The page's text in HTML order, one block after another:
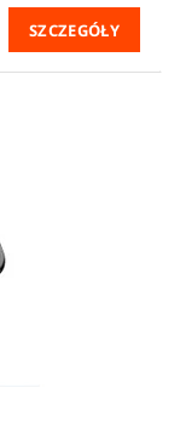
SZCZEGÓŁY